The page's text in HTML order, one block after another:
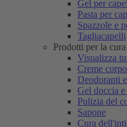
Gel per
Pasta per
Spazzole e
Tagliacapelli
Prodotti per la
Visualizza
Creme corpo
Deodoranti
Gel doccia
Pulizia del
Sapone
Cura